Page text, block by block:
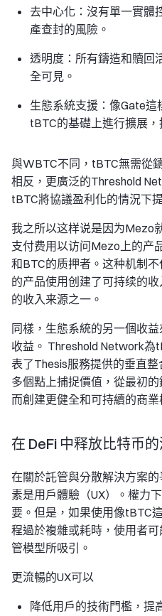
去中心化：沒有單一實體
產查封的風險。
透明度：所有鑄造和贖回
全可見。
生態系統支援：像Gate這
tBTC的基礎上進行擴展
與WBTC不同，tBTC無需從
相反，更廣泛的Threshold
tBTC將協議盈利化的情況下
我之所以这样说是因为Mezo
支付费用以访问Mezo上的产
和BTC的质押者。这种机制
的产品使用创建了可持续的
的收入来源之一。
同樣，生態系統的另一個收
收益。 Threshold Network
表了Thesis服務提供的垂直
多個點上捕捉價值，從最初
而創建更健全和可持續的商業
在 DeFi 中释放比特币
在關於託管與分散解決方案
素是用戶體驗（UX）。權力
要。但是，如果使用像tBTC
程過於複雜或耗時，使用者
管模型所吸引。
更流暢的UX可以
降低用戶的技術門檻，提